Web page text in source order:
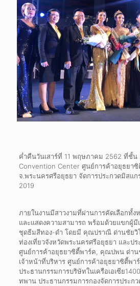
ค่ำคืนวันเสาร์ที่ 11 พฤษภาคม 2562 ที่ชั้น
Convention Center ศูนย์การค้าอยุธยาซิ
จ.พระนครศรีอยุธยา จัดการประกวดมิสแ
2019
ภายในงานมีสาวงามที่ผ่านการคัดเลือกทั้ง
และแสดงความสามารถ พร้อมด้วยแขกผู้มี
ชุดธีมสีทอง-ดำ โดยมี คุณปราณี ด่านชัยวิ
ท่องเที่ยวจังหวัดพระนครศรีอยุธยา และป
ศูนย์การค้าอยุธยาซิตี้พาร์ค, คุณปพน ด่าน
เจ้าหน้าที่บริหาร ศูนย์การค้าอยุธยาซิตี้พ
ประธานกรรมการบริษัทในเครือเอเซีย
ทพาน ประธานกรรมการกองจัดการประก